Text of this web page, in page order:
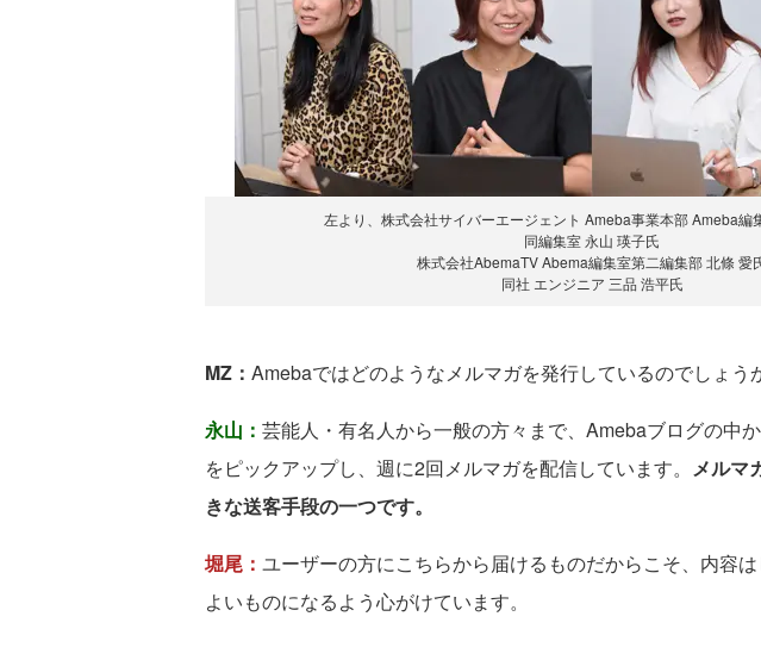
左より、株式会社サイバーエージェント Ameba事業本部 Ameba編
同編集室 永山 瑛子氏
株式会社AbemaTV Abema編集室第二編集部 北條 愛
同社 エンジニア 三品 浩平氏
MZ： Amebaではどのようなメルマガを発行しているのでしょう
永山： 芸能人・有名人から一般の方々まで、Amebaブログの中
をピックアップし、週に2回メルマガを配信しています。 メルマ
きな送客手段の一つです。
堀尾： ユーザーの方にこちらから届けるものだからこそ、内容
よいものになるよう心がけています。